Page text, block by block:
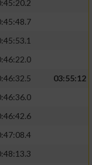
03:55:12